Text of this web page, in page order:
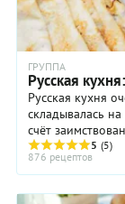
ГРУППА
Русская
Русская кухня
складывалась
счёт
народов.
зависимости от
русского
сибирская – от
5 (5)
876 рецептов